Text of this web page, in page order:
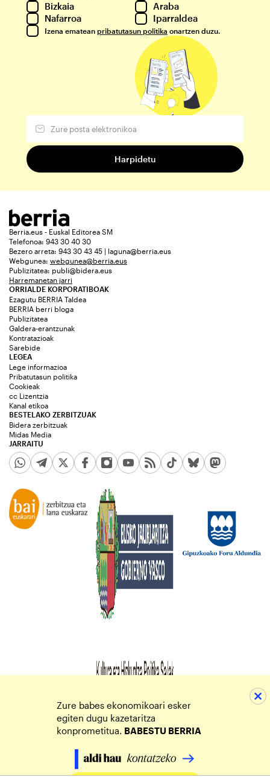
Bizkaia
Araba
Nafarroa
Iparraldea
Izena ematean pribatutasun politika onartzen duzu.
Berria.eus - Euskal Editorea SM
Telefonoa: 943 30 40 30
Bezero arreta: 943 30 43 45 | laguna@berria.eus
Webgunea: webgunea@berria.eus
Publizitatea: publi@bidera.eus
Harremanetan jarri
ORRIALDE KORPORATIBOAK
Ezagutu BERRIA Taldea
BERRIA berri bloga
Publizitatea
Galdera-erantzunak
Kontratazioak
Sarebide
JARRAITU
LEGEA
Lege informazioa
Pribatutasun politika
Cookieak
cc Lizentzia
Kanal etikoa
BESTELAKO ZERBITZUAK
Bidera zerbitzuak
Midas Media
Zure babes ekonomikoari esker
egiten dugu kazetaritza
konprometitua. BABESTU BERRIA